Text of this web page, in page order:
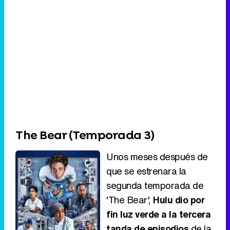
The Bear (Temporada 3)
Unos meses después de
que se estrenara la
segunda temporada de
'The Bear', Hulu dio por
fin luz verde a la tercera